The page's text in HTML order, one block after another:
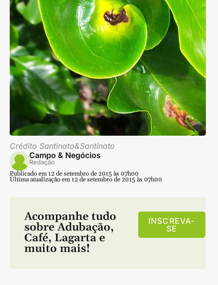
Crédito Santinato&Santinato
Campo & Negócios
Redação
Publicado em 12 de setembro de 2015 às 07h00
Última atualização em 12 de setembro de 2015 às 07h00
Acompanhe tudo
sobre Adubação,
Café, Lagarta e
muito mais!
INSCREVA-
SE